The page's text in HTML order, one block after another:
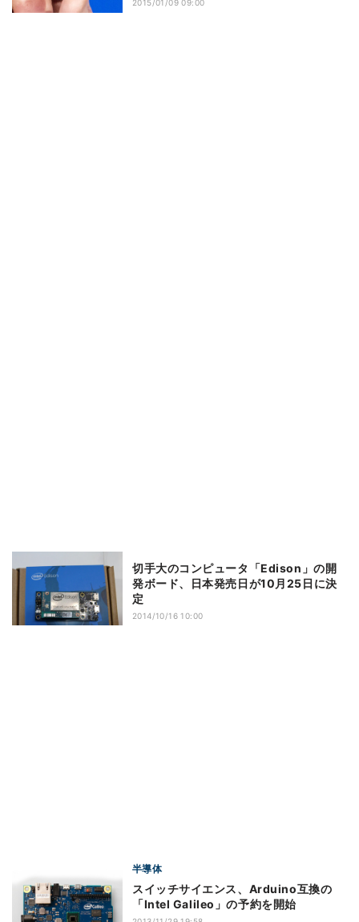
2015/01/09 09:00
切手大のコンピュータ「Edison」の開
発ボード、日本発売日が10月25日に決
定
2014/10/16 10:00
半導体
スイッチサイエンス、Arduino互換の
「Intel Galileo」の予約を開始